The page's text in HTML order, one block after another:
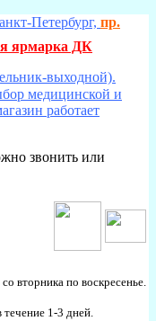
Петербург, пр.
ярмарка ДК
выходной).
медицинской и
работает
звонить или
вторника по воскресенье.
1-3 дней.